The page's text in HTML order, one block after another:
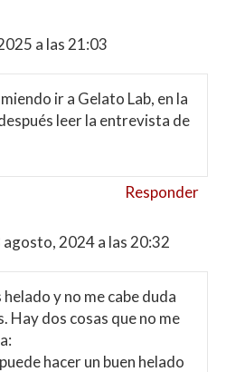
a las 21:03
ir a Gelato Lab, en la
leer la entrevista de
Responder
agosto, 2024 a las 20:32
y no me cabe duda
Hay dos cosas que no me
hacer un buen helado